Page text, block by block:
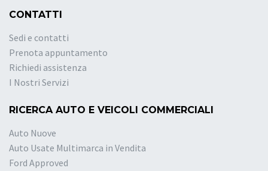
CONTATTI
Sedi e contatti
Prenota appuntamento
Richiedi assistenza
I Nostri Servizi
RICERCA AUTO E VEICOLI COMMERCIALI
Auto Nuove
Auto Usate Multimarca in Vendita
Ford Approved